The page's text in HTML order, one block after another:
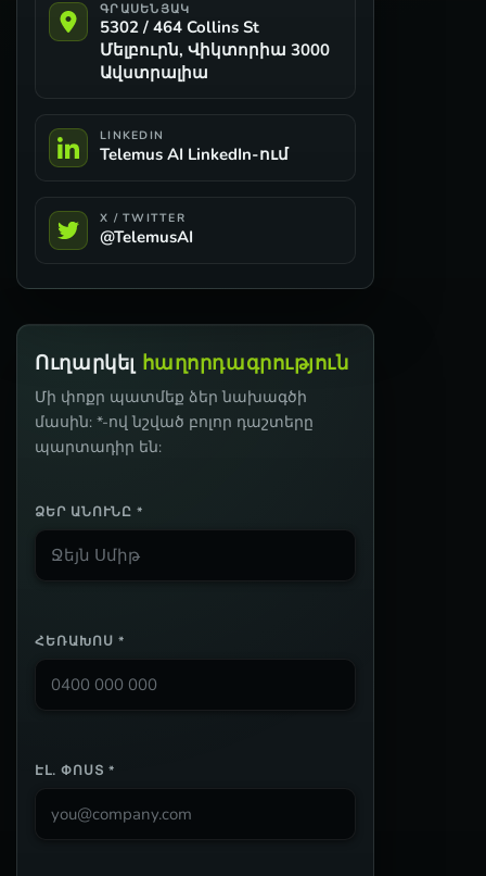
ԳՐԱՍԵՆՅԱԿ
5302 / 464 Collins St
Մելբուրն, Վիկտորիա 3000
Ավստրալիա
LINKEDIN
Telemus AI LinkedIn-ում
X / TWITTER
@TelemusAI
Ուղարկել հաղորդագրություն
Մի փոքր պատմեք ձեր նախագծի
մասին: *-ով նշված բոլոր դաշտերը
պարտադիր են:
ՁԵՐ ԱՆՈՒՆԸ *
ՀԵՌԱԽՈՍ *
ԷԼ․ ՓՈՍՏ *